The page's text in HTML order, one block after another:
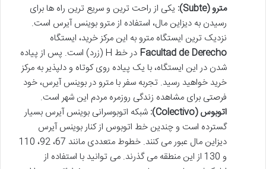
مترو (Subte):
یکی از راحت ترین و سریع ترین راه ها برای
رسیدن به دیزاین مال، استفاده از مترو بوینس آیرس است.
نزدیک ترین ایستگاه مترو به این مرکز خرید، ایستگاه
Facultad de Derecho
در خط H (زرد) است. پس از پیاده
شدن در این ایستگاه، با یک پیاده روی کوتاه و دلپذیر به مرکز
خرید خواهید رسید. تجربه سفر با مترو در بوینس آیرس، خود
فرصتی برای مشاهده زندگی روزمره مردم این شهر است.
اتوبوس (Colectivo):
شبکه اتوبوسرانی بوینس آیرس بسیار
گسترده است و چندین خط اتوبوس از کنار بوینس آیرس
دیزاین مال عبور می کنند. خطوط متعددی مانند 67، 92، 110
و 130 از این منطقه می گذرند. می توانید با استفاده از